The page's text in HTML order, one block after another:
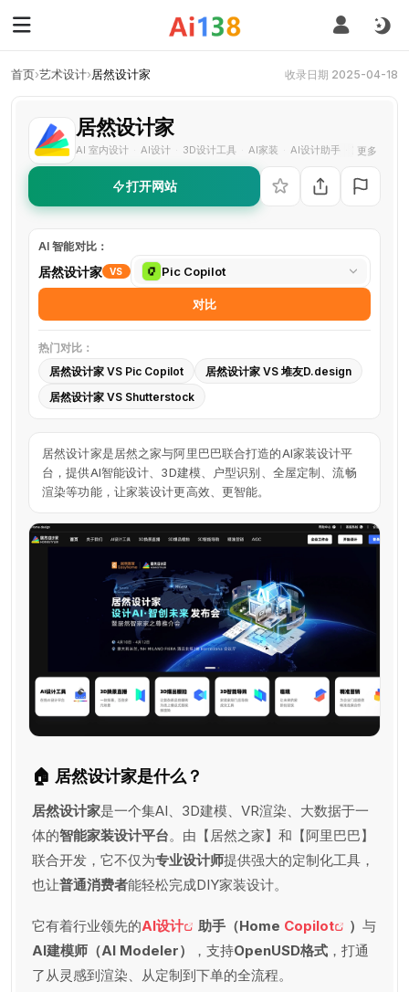
首页›艺术设计›居然设计家 收录日期 2025-04-18
居然设计家
AI 室内设计 AI设计 3D设计工具 AI家装 AI设计助手 家装设计软
更多
打开网站
AI 智能对比：
居然设计家 VS
选
择
具
Pic Copilot
对比
热门对比：
居然设计家 VS Pic Copilot
居然设计家 VS 堆友D.design
居然设计家 VS Shutterstock
居然设计家是居然之家与阿里巴巴联合打造的AI家装设计平
台，提供AI智能设计、3D建模、户型识别、全屋定制、流畅
渲染等功能，让家装设计更高效、更智能。
🏠 居然设计家是什么？
居然设计家是一个集AI、3D建模、VR渲染、大数据于一
体的智能家装设计平台。由【居然之家】和【阿里巴巴】
联合开发，它不仅为专业设计师提供强大的定制化工具，
也让普通消费者能轻松完成DIY家装设计。
它有着行业领先的AI设计 助手（Home Copilot ） 与
AI建模师（AI Modeler）
，支持OpenUSD格式 ，打通
了从灵感到渲染、从定制到下单的全流程。